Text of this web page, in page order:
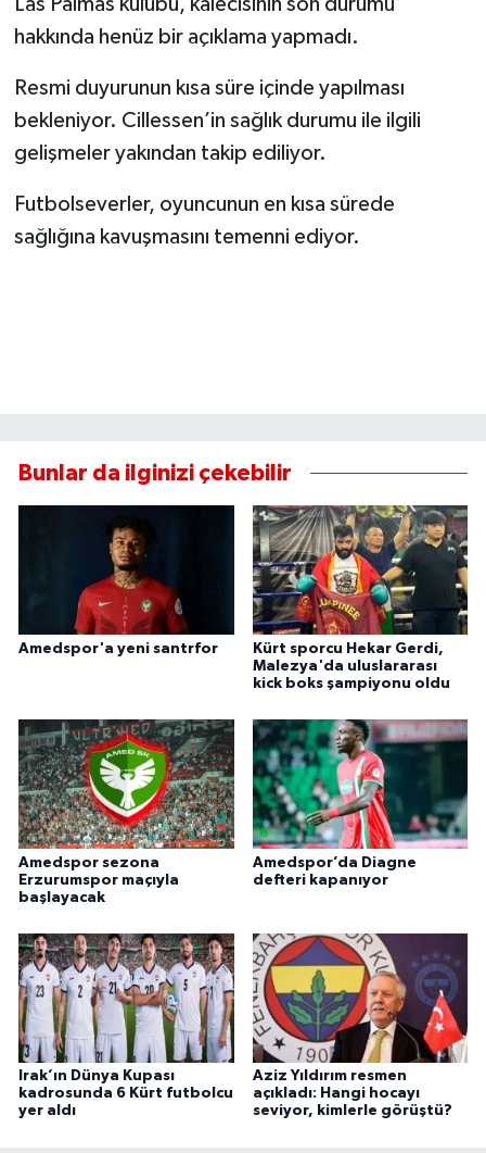
Las Palmas kulübü, kalecisinin son durumu
hakkında henüz bir açıklama yapmadı.
Resmi duyurunun kısa süre içinde yapılması
bekleniyor. Cillessen’in sağlık durumu ile ilgili
gelişmeler yakından takip ediliyor.
Futbolseverler, oyuncunun en kısa sürede
sağlığına kavuşmasını temenni ediyor.
Bunlar da ilginizi çekebilir
Amedspor'a yeni santrfor
Kürt sporcu Hekar Gerdi,
Malezya'da uluslararası
kick boks şampiyonu oldu
Amedspor sezona
Erzurumspor maçıyla
başlayacak
Amedspor’da Diagne
defteri kapanıyor
Irak’ın Dünya Kupası
kadrosunda 6 Kürt futbolcu
yer aldı
Aziz Yıldırım resmen
açıkladı: Hangi hocayı
seviyor, kimlerle görüştü?